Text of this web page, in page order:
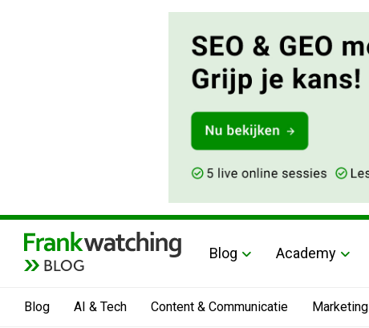
BLOG
Blog Academy
Blog AI & Tech Content & Communicatie Marketing